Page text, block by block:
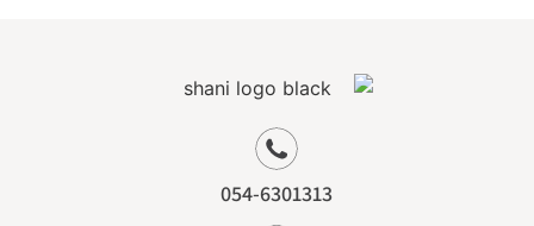
054-6301313